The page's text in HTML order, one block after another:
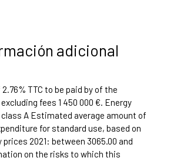
adicional
TTC to be paid by of the
fees 1 450 000 €. Energy
A Estimated average amount of
for standard use, based on
prices 2021: between 3065.00 and
on the risks to which this